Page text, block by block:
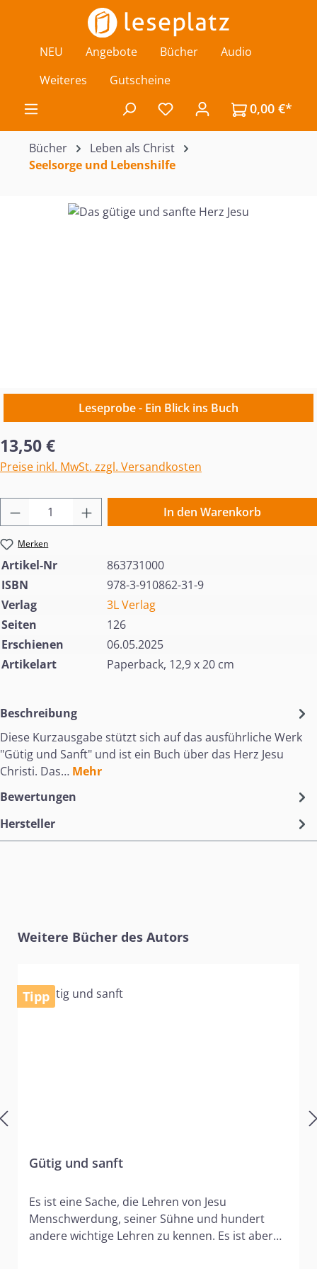
Zum Hauptinhalt springen
NEU Angebote Bücher
Audio
Weiteres
Gutscheine
Du hast 0 Produkte auf
0,00 €*
Bücher
Leben als Christ
Seelsorge und Lebenshilfe
Bildergalerie überspringen
Leseprobe - Ein Blick ins Buch
Regulärer Preis:
13,50 €
Preise inkl. MwSt. zzgl. Versandkosten
Produkt Anzahl: Gib den gewünschten
In den Warenkorb
Merken
Artikel-Nr
863731000
ISBN
978-3-910862-31-9
Verlag
3L Verlag
Seiten
126
Erschienen
06.05.2025
Artikelart
Paperback, 12,9 x 20 cm
Beschreibung
Diese Kurzausgabe stützt sich auf das ausführliche Werk
"Gütig und Sanft" und ist ein Buch über das Herz Jesu
Christi. Das… Mehr
Bewertungen
Hersteller
Produktgalerie überspringen
Weitere Bücher des Autors
Tipp
Gütig und sanft
Es ist eine Sache, die Lehren von Jesu
Menschwerdung, seiner Sühne und hundert
andere wichtige Lehren zu kennen. Es ist aber